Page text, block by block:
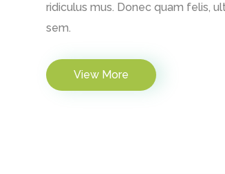
ridiculus mus. Donec quam felis,
sem.
View More